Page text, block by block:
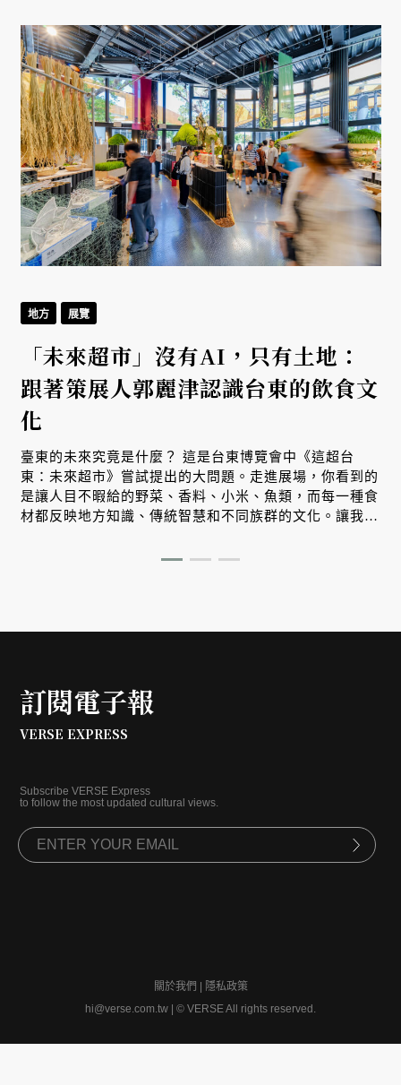
地方 展覽
「未來超市」沒有AI，只有土地：
跟著策展人郭麗津認識台東的飲食文
化
臺東的未來究竟是什麼？ 這是台東博覽會中《這超台
東：未來超市》嘗試提出的大問題。走進展場，你看到的
是讓人目不暇給的野菜、香料、小米、魚類，而每一種食
材都反映地方知識、傳統智慧和不同族群的文化。讓我們
訂閱電子報
VERSE EXPRESS
Subscribe VERSE Express
to follow the most updated cultural views.
關於我們 | 隱私政策
hi@verse.com.tw | © VERSE All rights reserved.